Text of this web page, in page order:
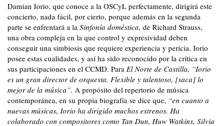
Damian Iorio, que conoce a la OSCyL perfectamente, dirigirá este
concierto, nada fácil, por cierto, porque además en la segunda
parte se enfrentará a la Sinfonía doméstica, de Richard Strauss,
una obra compleja en la que control y expresividad deben
conseguir una simbiosis que requiere experiencia y pericia. Iorio
posee estas cualidades, y así ha sido reconocido por la crítica en
sus participaciones en el CCMD. Para El Norte de Castilla, “Iorio
es un gran director de orquesta. Flexible y talentoso, [saca] lo
mejor de la música”. A propósito del repertorio de música
contemporánea, en su propia biografía se dice que, “en cuanto a
nuevas músicas, Iorio ha dirigido muchos estrenos. Ha
colaborado con compositores como Tan Dun, Huw Watkins, Silvia